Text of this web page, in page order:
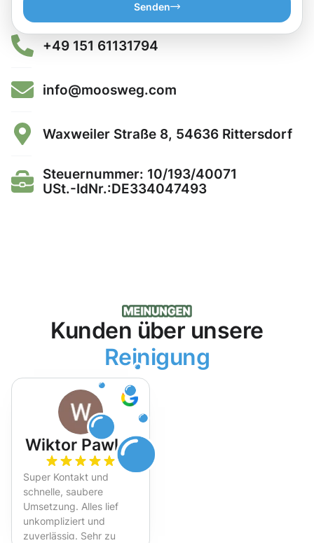
Senden
+49 151 61131794
info@moosweg.com
Waxweiler Straße 8, 54636 Rittersdorf
Steuernummer: 10/193/40071
USt.-IdNr.:DE334047493
Kunden über unsere
Reinigung
Wiktor Pawlak
Super Kontakt und
schnelle, saubere
Umsetzung. Alles lief
unkompliziert und
zuverlässig. Sehr zu